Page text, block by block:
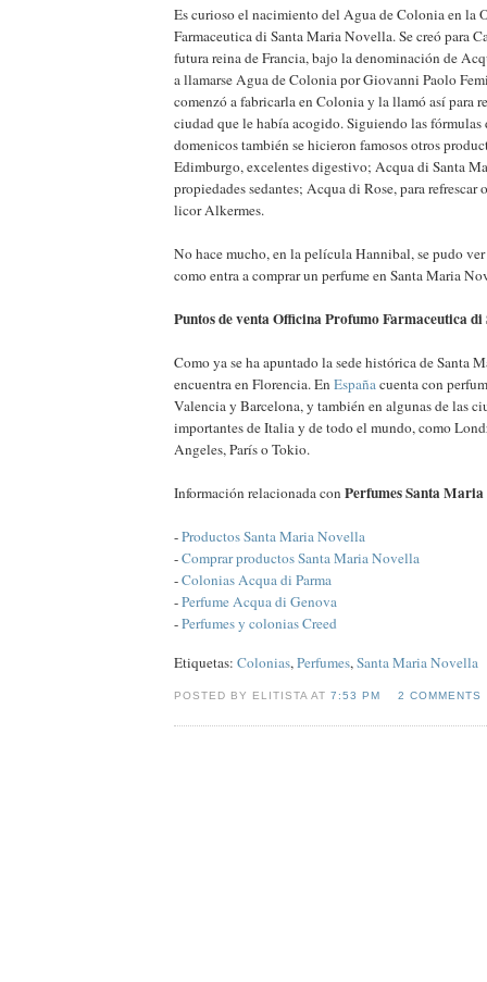
Es curioso el nacimiento del Agua de Colonia en la
Farmaceutica di Santa Maria Novella. Se creó para
futura reina de Francia, bajo la denominación de
a llamarse Agua de Colonia por Giovanni Paolo
comenzó a fabricarla en Colonia y la llamó así para
ciudad que le había acogido. Siguiendo las fórmulas
domenicos también se hicieron famosos otros
Edimburgo, excelentes digestivo; Acqua di Santa
propiedades sedantes; Acqua di Rose, para
licor Alkermes.
No hace mucho, en la película Hannibal, se pudo
como entra a comprar un perfume en Santa Maria
Puntos de venta Officina Profumo Farmaceutica
Como ya se ha apuntado la sede histórica de Santa
encuentra en Florencia. En Españacuenta con
Valencia y Barcelona, y también en algunas de las
importantes de Italia y de todo el mundo, como
Angeles, París o Tokio.
Información relacionada con Perfumes Santa
-Productos Santa Maria Novella
-Comprar productos Santa Maria Novella
-Colonias Acqua di Parma
-Perfume Acqua di Genova
-Perfumes y colonias Creed
Etiquetas: Colonias,Perfumes,Santa Maria Novella
POSTED BY ELITISTA AT7:53 PM 2 COMMENTS